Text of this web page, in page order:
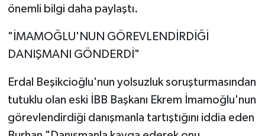
önemli bilgi daha paylaştı.
"İMAMOĞLU'NUN GÖREVLENDİRDİĞİ
DANIŞMANI GÖNDERDİ"
Erdal Beşikcioğlu'nun yolsuzluk soruşturmasından
tutuklu olan eski İBB Başkanı Ekrem İmamoğlu'nun
görevlendirdiği danışmanla tartıştığını iddia eden